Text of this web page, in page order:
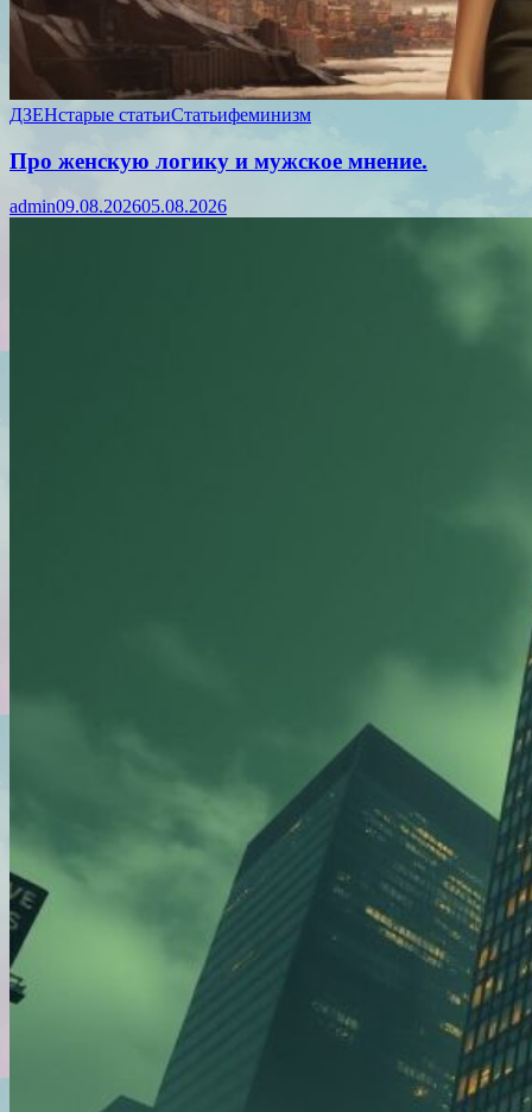
ДЗЕНстарые статьиСтатьифеминизм
Про женскую логику и мужское мнение.
admin09.08.202605.08.2026